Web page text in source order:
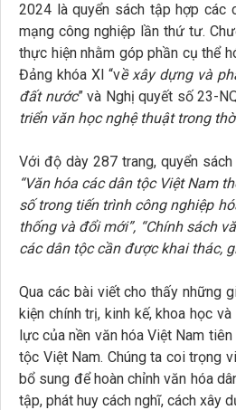
2024 là quyển sách tập hợp các
mạng công nghiệp lần thứ tư.
thực hiện nhằm góp phần cụ thể
Đảng khóa XI “về xây dựng và
đất nước” và Nghị quyết số 23-
triển văn học nghệ thuật trong
Với độ dày 287 trang, quyển
“Văn hóa các dân tộc Việt Nam
số trong tiến trình công nghiệp
thống và đổi mới”, “Chính sách
các dân tộc cần được khai thác,
Qua các bài viết cho thấy những
kiện chính trị, kinh kế, khoa học
lực của nền văn hóa Việt Nam
tộc Việt Nam. Chúng ta coi trọng
bổ sung để hoàn chỉnh văn hóa
tập, phát huy cách nghĩ, cách xây